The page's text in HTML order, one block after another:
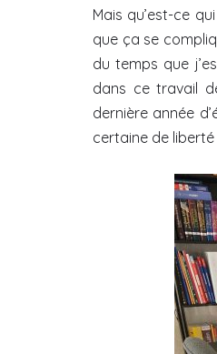
Mais qu’est-ce
que ça se
du temps que
dans ce travail
dernière année
certaine de